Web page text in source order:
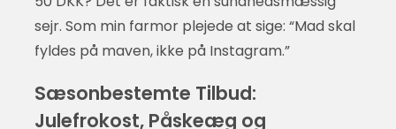
sejr. Som min farmor plejede at sige: “Mad skal
fyldes på maven, ikke på Instagram.”
Sæsonbestemte Tilbud:
Julefrokost, Påskeæg og